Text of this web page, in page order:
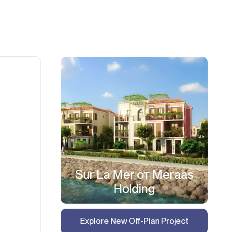
Sur La Mer от Meraas
Holding
Explore New Off-Plan Project